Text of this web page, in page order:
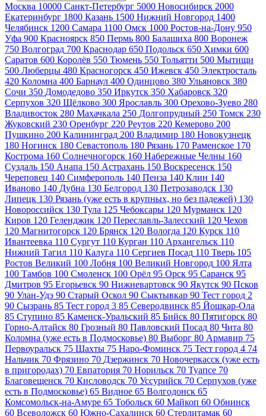
Москва 10000 Санкт-Петербург 5000 Новосибирск 2000
Екатеринбург 1800 Казань 1500 Нижний Новгород 1400
Челябинск 1200 Самара 1100 Омск 1000 Ростов-на-Дону 950
Уфа 900 Красноярск 850 Пермь 800 Балашиха 800 Воронеж
750 Волгоград 700 Краснодар 650 Подольск 650 Химки 600
Саратов 600 Королёв 550 Тюмень 550 Тольятти 500 Мытищи
500 Люберцы 480 Красногорск 450 Ижевск 450 Электросталь
420 Коломна 400 Барнаул 400 Одинцово 380 Ульяновск 380
Сочи 350 Домодедово 350 Иркутск 350 Хабаровск 320
Серпухов 320 Щёлково 300 Ярославль 300 Орехово-Зуево 280
Владивосток 280 Махачкала 250 Долгопрудный 250 Томск 230
Жуковский 230 Оренбург 220 Реутов 220 Кемерово 200
Пушкино 200 Калининград 200 Владимир 180 Новокузнецк
180 Ногинск 180 Севастополь 180 Рязань 170 Раменское 170
Кострома 160 Солнечногорск 160 Набережные Челны 160
Суздаль 150 Анапа 150 Астрахань 150 Воскресенск 150
Череповец 140 Симферополь 140 Пенза 140 Клин 140
Иваново 140 Дубна 130 Белгород 130 Петрозаводск 130
Липецк 130 Рязань (уже есть в крупных, но без падежей) 130
Новороссийск 130 Тула 125 Чебоксары 120 Мурманск 120
Киров 120 Геленджик 120 Переславль-Залесский 120 Чехов
120 Магнитогорск 120 Брянск 120 Вологда 120 Курск 110
Ивантеевка 110 Сургут 110 Курган 110 Архангельск 110
Нижний Тагил 110 Калуга 110 Сергиев Посад 110 Тверь 105
Ростов Великий 100 Лобня 100 Великий Новгород 100 Ялта
100 Тамбов 100 Смоленск 100 Орёл 95 Орск 95 Саранск 95
Дмитров 95 Егорьевск 90 Нижневартовск 90 Якутск 90 Псков
90 Улан-Удэ 90 Старый Оскол 90 Сыктывкар 90 Тест город 2
90 Сызрань 85 Тест город 3 85 Северодвинск 85 Йошкар-Ола
85 Ступино 85 Каменск-Уральский 85 Бийск 80 Пятигорск 80
Горно-Алтайск 80 Грозный 80 Павловский Посад 80 Чита 80
Коломна (уже есть в Подмосковье) 80 Выборг 80 Армавир 75
Первоуральск 75 Шахты 75 Наро-Фоминск 75 Тест город 4 74
Нальчик 70 Фрязино 70 Дзержинск 70 Новочеркасск (уже есть
в пригородах) 70 Евпатория 70 Норильск 70 Туапсе 70
Благовещенск 70 Кисловодск 70 Уссурийск 70 Серпухов (уже
есть в Подмосковье) 65 Видное 65 Волгодонск 65
Комсомольск-на-Амуре 65 Тобольск 60 Майкоп 60 Обнинск
60 Всеволожск 60 Южно-Сахалинск 60 Стерлитамак 60